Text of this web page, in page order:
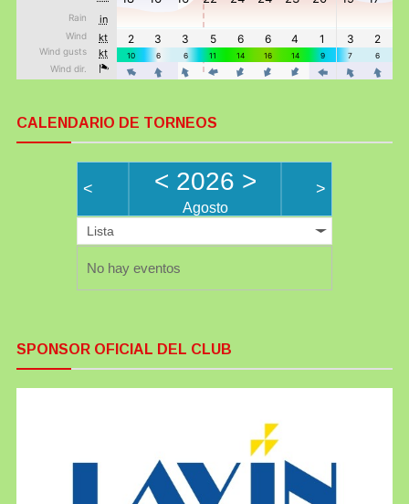
CALENDARIO DE TORNEOS
< < 2026 >
Agosto
>
Lista
No hay eventos
SPONSOR OFICIAL DEL CLUB